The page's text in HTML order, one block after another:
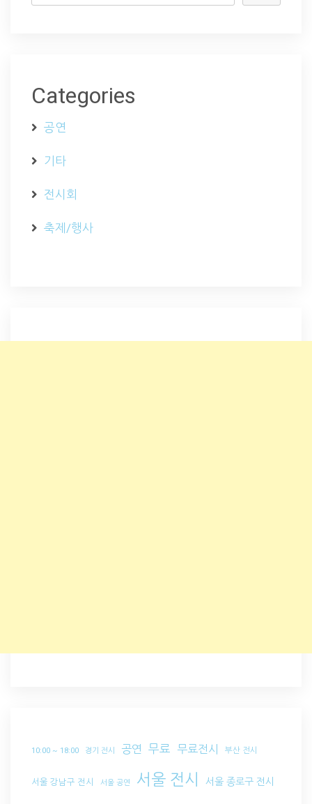
Categories
공연
기타
전시회
축제/행사
10:00 ~ 18:00 경기 전시 공연 무료 무료전시 부산 전시
서울 강남구 전시 서울 공연 서울 전시 서울 종로구 전시